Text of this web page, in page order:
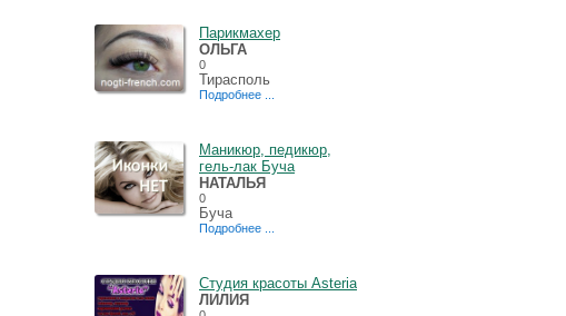
Парикмахер
ОЛЬГА
0
Тирасполь
Подробнее ...
Маникюр, педикюр,
гель-лак Буча
НАТАЛЬЯ
0
Буча
Подробнее ...
Студия красоты Asteria
ЛИЛИЯ